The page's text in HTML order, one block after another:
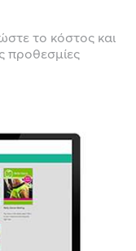
το κόστος και
προθεσμίες